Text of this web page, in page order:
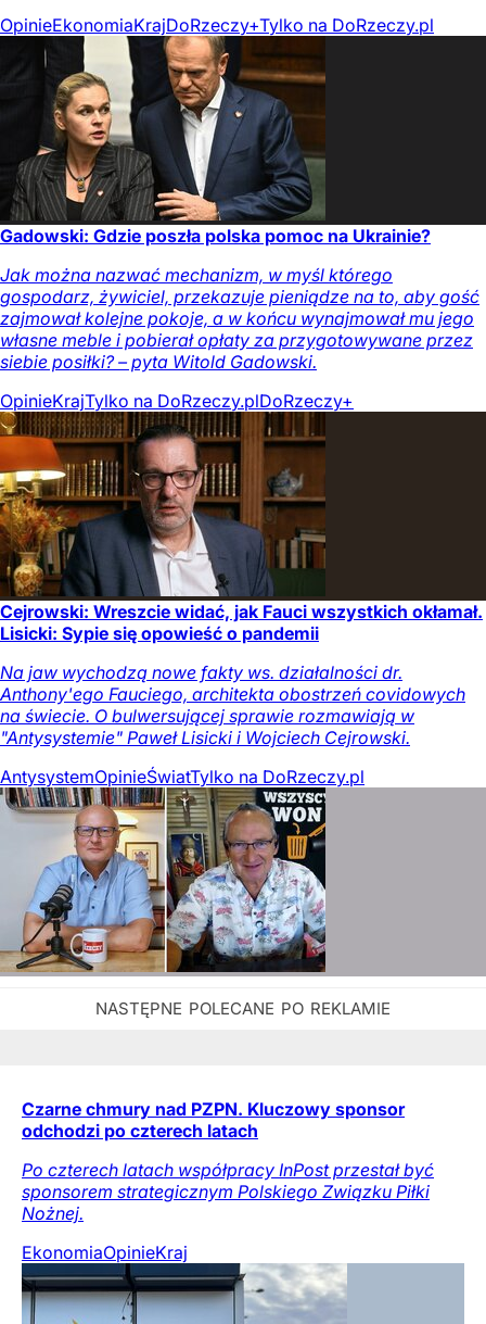
OpinieEkonomiaKrajDoRzeczy+Tylko na DoRzeczy.pl
Gadowski: Gdzie poszła polska pomoc na Ukrainie?
Jak można nazwać mechanizm, w myśl którego
gospodarz, żywiciel, przekazuje pieniądze na to, aby gość
zajmował kolejne pokoje, a w końcu wynajmował mu jego
własne meble i pobierał opłaty za przygotowywane przez
siebie posiłki? – pyta Witold Gadowski.
OpinieKrajTylko na DoRzeczy.plDoRzeczy+
Cejrowski: Wreszcie widać, jak Fauci wszystkich okłamał.
Lisicki: Sypie się opowieść o pandemii
Na jaw wychodzą nowe fakty ws. działalności dr.
Anthony'ego Fauciego, architekta obostrzeń covidowych
na świecie. O bulwersującej sprawie rozmawiają w
"Antysystemie" Paweł Lisicki i Wojciech Cejrowski.
AntysystemOpinieŚwiatTylko na DoRzeczy.pl
Czarne chmury nad PZPN. Kluczowy sponsor
odchodzi po czterech latach
Po czterech latach współpracy InPost przestał być
sponsorem strategicznym Polskiego Związku Piłki
Nożnej.
EkonomiaOpinieKraj